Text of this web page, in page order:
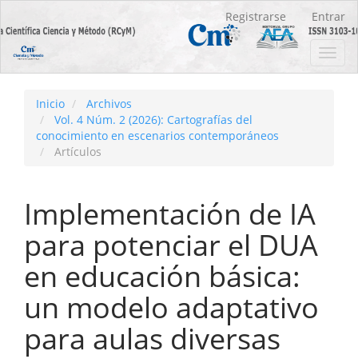
principal
Contenido
principal
Barra
Registrarse Entrar
Inicio
Archivos
Vol. 4 Núm. 2 (2026): Cartografías del
conocimiento en escenarios contemporáneos
Artículos
Implementación de IA
para potenciar el DUA
en educación básica:
un modelo adaptativo
para aulas diversas